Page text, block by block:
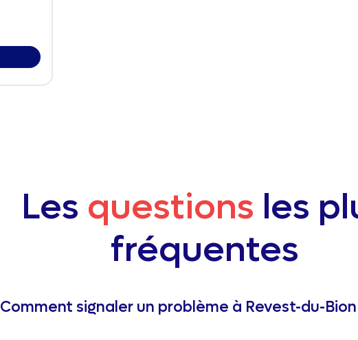
Les questions les
fréquentes
Comment signaler un problème à Revest-du-Bion